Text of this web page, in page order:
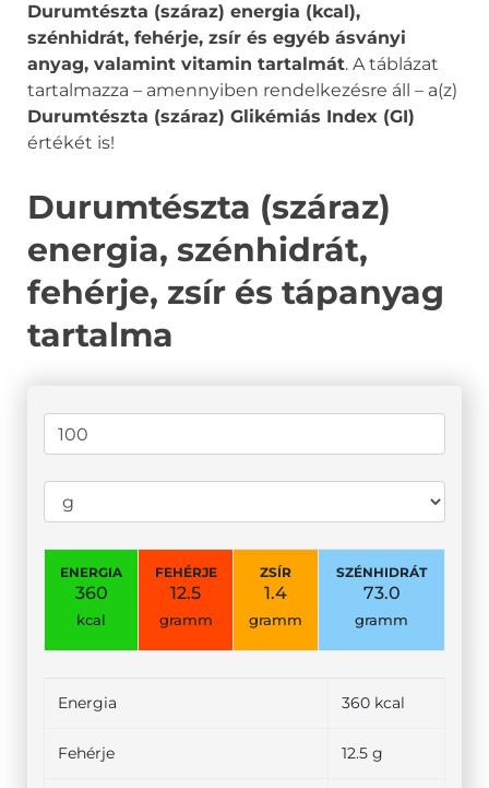
Durumtészta (száraz) energia (kcal),
szénhidrát, fehérje, zsír és egyéb ásványi
anyag, valamint vitamin tartalmát. A táblázat
tartalmazza – amennyiben rendelkezésre áll – a(z)
Durumtészta (száraz) Glikémiás Index (GI)
értékét is!
Durumtészta (száraz)
energia, szénhidrát,
fehérje, zsír és tápanyag
tartalma
ENERGIA
360
kcal
FEHÉRJE
12.5
gramm
ZSÍR
1.4
gramm
SZÉNHIDRÁT
73.0
gramm
Energia 360 kcal
Fehérje 12.5 g